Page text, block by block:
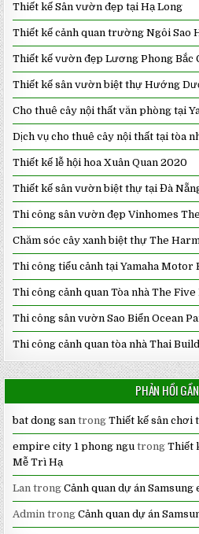
Thiết kế Sân vườn đẹp tại Hạ Long
Thiết kế cảnh quan trường Ngôi Sao
Thiết kế vườn đẹp Lương Phong Bắc
Thiết kế sân vườn biệt thự Hướng
Cho thuê cây nội thất văn phòng tại
Dịch vụ cho thuê cây nội thất tại tòa
Thiết kế lễ hội hoa Xuân Quan 2020
Thiết kế sân vườn biệt thự tại Đà
Thi công sân vườn đẹp Vinhomes
Chăm sóc cây xanh biệt thự The
Thi công tiểu cảnh tại Yamaha
Thi công cảnh quan Tòa nhà The
Thi công sân vườn Sao Biển Ocean
Thi công cảnh quan tòa nhà Thai
PHẢN HỒI
bat dong san trongThiết kế sân chơi
empire city 1 phong ngu trongThiết
Mễ Trì Hạ
Lan trongCảnh quan dự án
Admin trongCảnh quan dự án